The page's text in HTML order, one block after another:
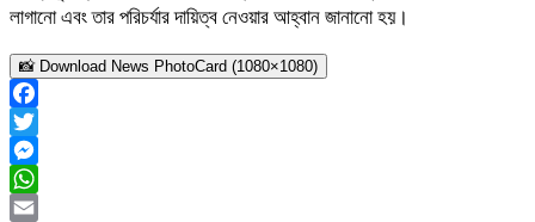
লাগানো এবং তার পরিচর্যার দায়িত্ব নেওয়ার আহ্বান জানানো হয়।
📸 Download News PhotoCard (1080×1080)
Facebook
Twitter
Messenger
WhatsApp